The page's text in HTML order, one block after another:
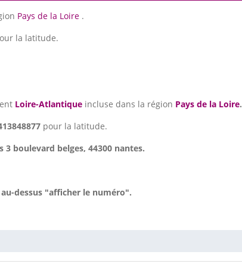
Pays de la Loire .
la latitude.
Loire-Atlantique incluse dans la région Pays de la Loire.
pour la latitude.
boulevard belges, 44300 nantes.
dessus "afficher le numéro".